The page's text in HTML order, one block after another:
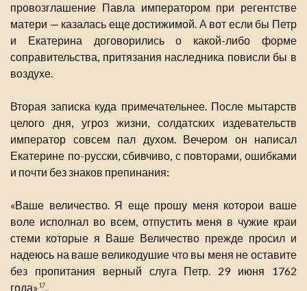
провозглашение Павла императором при регентстве
матери — казалась еще достижимой. А вот если бы Петр
и Екатерина договорились о какой-либо форме
соправительства, притязания наследника повисли бы в
воздухе.
Вторая записка куда примечательнее. После мытарств
целого дня, угроз жизни, солдатских издевательств
император совсем пал духом. Вечером он написал
Екатерине по-русски, сбивчиво, с повторами, ошибками
и почти без знаков препинания:
«Ваше величество. Я еще прошу меня которои ваше
воле исполнал во всем, отпустить меня в чужие краи
стеми которые я Ваше Величество прежде просил и
надеюсь на ваше великодушие что вы меня не оставите
без пропитания верный слуга Петр. 29 июня 1762
года»17.